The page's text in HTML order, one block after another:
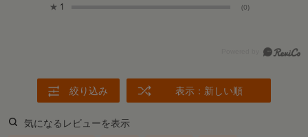
★ 1 (0)
絞り込み 表示：新しい順
気になるレビューを表示